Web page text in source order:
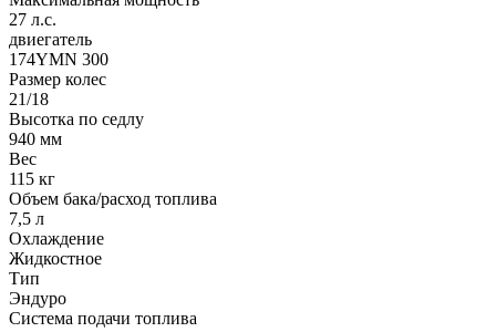
27 л.с.
двиегатель
174YMN 300
Размер колес
21/18
Высотка по седлу
940 мм
Вес
115 кг
Объем бака/расход топлива
7,5 л
Охлаждение
Жидкостное
Тип
Эндуро
Система подачи топлива